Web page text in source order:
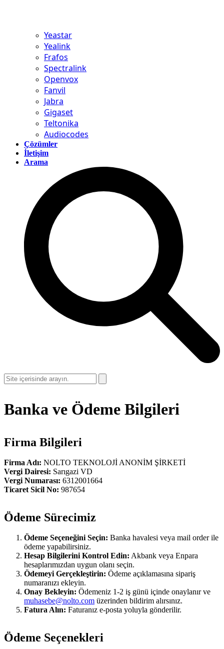
Yeastar
Yealink
Frafos
Spectralink
Openvox
Fanvil
Jabra
Gigaset
Teltonika
Audiocodes
Çözümler
İletişim
Arama
Open
mobile
Close
mobile
Arama
Banka ve Ödeme Bilgileri
Firma Bilgileri
Firma Adı: NOLTO TEKNOLOJİ ANONİM ŞİRKETİ
Vergi Dairesi: Sarıgazi VD
Vergi Numarası: 6312001664
Ticaret Sicil No: 987654
Ödeme Sürecimiz
Ödeme Seçeneğini Seçin: Banka havalesi veya mail order ile
ödeme yapabilirsiniz.
Hesap Bilgilerini Kontrol Edin: Akbank veya Enpara
hesaplarımızdan uygun olanı seçin.
Ödemeyi Gerçekleştirin: Ödeme açıklamasına sipariş
numaranızı ekleyin.
Onay Bekleyin: Ödemeniz 1-2 iş günü içinde onaylanır ve
muhasebe@nolto.com üzerinden bildirim alırsınız.
Fatura Alın: Faturanız e-posta yoluyla gönderilir.
Ödeme Seçenekleri